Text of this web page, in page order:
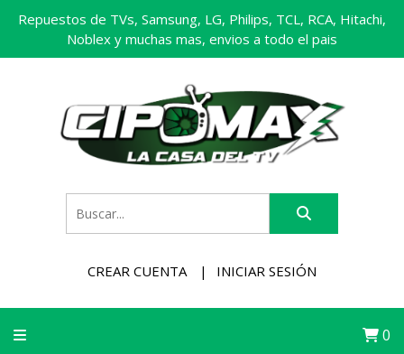
Repuestos de TVs, Samsung, LG, Philips, TCL, RCA, Hitachi,
Noblex y muchas mas, envios a todo el pais
CREAR CUENTA INICIAR SESIÓN
0